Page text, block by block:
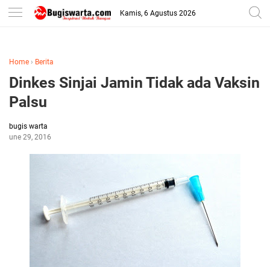
-->
Kamis, 6 Agustus 2026
Home › Berita
Dinkes Sinjai Jamin Tidak ada Vaksin
Palsu
bugis warta
June 29, 2016